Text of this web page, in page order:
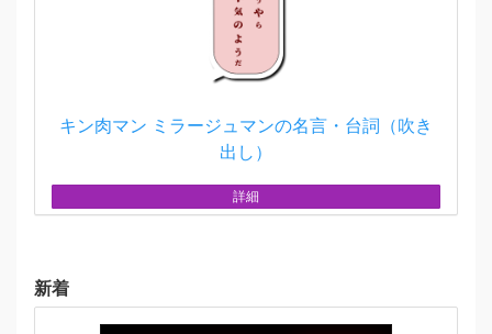
キン肉マン ミラージュマンの名言・台詞（吹き
出し）
詳細
新着